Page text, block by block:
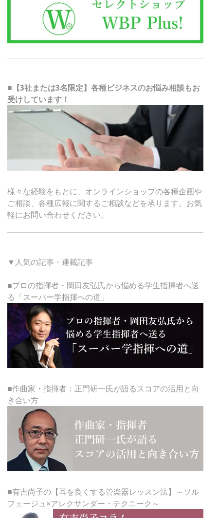
■【3社または3名限定】各種ビジネスのお悩み相談もお
受けしています！
様々な経験をもとに、オンラインショップの各種企画や
ご相談、各種広報に関するご相談などを承ります。お気
軽にお問い合わせください。
▼人気の記事・連載記事
■プロの指揮者・岡田友弘氏から悩める学生指揮者へ送
る「スーパー学指揮への道」
■作曲家・指揮者：正門研一氏が語るスコアの活用と向
き合い方
■有吉尚子の【耳を良くする管楽器レッスン法】～ソル
フェージュ×アレクサンダー・テクニーク～